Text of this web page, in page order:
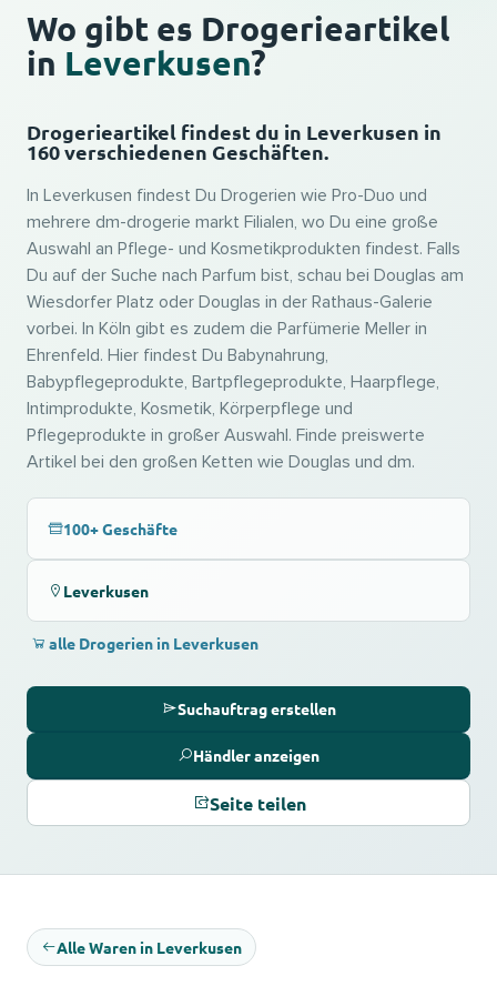
Wo gibt es Drogerieartikel
in Leverkusen?
Drogerieartikel findest du in Leverkusen in
160 verschiedenen Geschäften.
In Leverkusen findest Du Drogerien wie Pro-Duo und
mehrere dm-drogerie markt Filialen, wo Du eine große
Auswahl an Pflege- und Kosmetikprodukten findest. Falls
Du auf der Suche nach Parfum bist, schau bei Douglas am
Wiesdorfer Platz oder Douglas in der Rathaus-Galerie
vorbei. In Köln gibt es zudem die Parfümerie Meller in
Ehrenfeld. Hier findest Du Babynahrung,
Babypflegeprodukte, Bartpflegeprodukte, Haarpflege,
Intimprodukte, Kosmetik, Körperpflege und
Pflegeprodukte in großer Auswahl. Finde preiswerte
Artikel bei den großen Ketten wie Douglas und dm.
100+ Geschäfte
Leverkusen
alle Drogerien in Leverkusen
Suchauftrag erstellen
Händler anzeigen
Seite teilen
Alle Waren in Leverkusen